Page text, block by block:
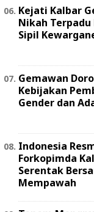
Kejati Kalbar
Nikah Terpadu
Sipil
Gemawan
Kebijakan
Gender dan
Indonesia
Forkopimda
Serentak
Mempawah